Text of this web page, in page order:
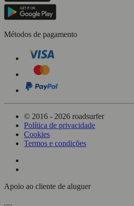
Métodos de pagamento
© 2016 - 2026 roadsurfer
Política de privacidade
Cookies
Termos e condições
Apoio ao cliente de aluguer